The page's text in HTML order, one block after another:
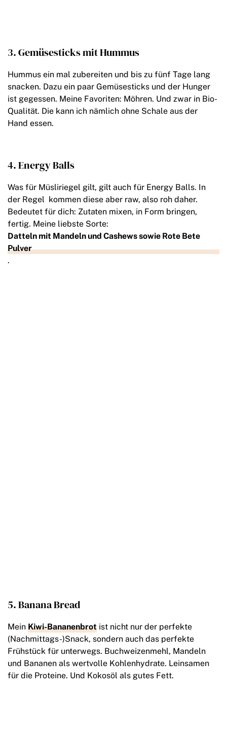
3. Gemüsesticks mit Hummus
Hummus ein mal zubereiten und bis zu fünf Tage lang
snacken. Dazu ein paar Gemüsesticks und der Hunger
ist gegessen. Meine Favoriten: Möhren. Und zwar in Bio-
Qualität. Die kann ich nämlich ohne Schale aus der
Hand essen.
4. Energy Balls
Was für Müsliriegel gilt, gilt auch für Energy Balls. In
der Regel kommen diese aber raw, also roh daher.
Bedeutet für dich: Zutaten mixen, in Form bringen,
fertig. Meine liebste Sorte:
Datteln mit Mandeln und Cashews sowie Rote Bete
Pulver
.
5. Banana Bread
Mein Kiwi-Bananenbrot ist nicht nur der perfekte
(Nachmittags-)Snack, sondern auch das perfekte
Frühstück für unterwegs. Buchweizenmehl, Mandeln
und Bananen als wertvolle Kohlenhydrate. Leinsamen
für die Proteine. Und Kokosöl als gutes Fett.